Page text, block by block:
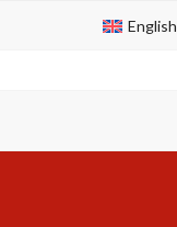
English